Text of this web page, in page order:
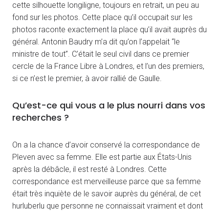
cette silhouette longiligne, toujours en retrait, un peu au
fond sur les photos. Cette place qu’il occupait sur les
photos raconte exactement la place qu’il avait auprès du
général. Antonin Baudry m’a dit qu’on l’appelait “le
ministre de tout”. C’était le seul civil dans ce premier
cercle de la France Libre à Londres, et l’un des premiers,
si ce n’est le premier, à avoir rallié de Gaulle.
Qu’est-ce qui vous a le plus nourri dans vos
recherches ?
On a la chance d’avoir conservé la correspondance de
Pleven avec sa femme. Elle est partie aux États-Unis
après la débâcle, il est resté à Londres. Cette
correspondance est merveilleuse parce que sa femme
était très inquiète de le savoir auprès du général, de cet
hurluberlu que personne ne connaissait vraiment et dont